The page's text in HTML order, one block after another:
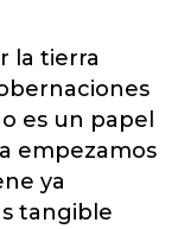
la tierra
es un papel
empezamos
ya
tangible